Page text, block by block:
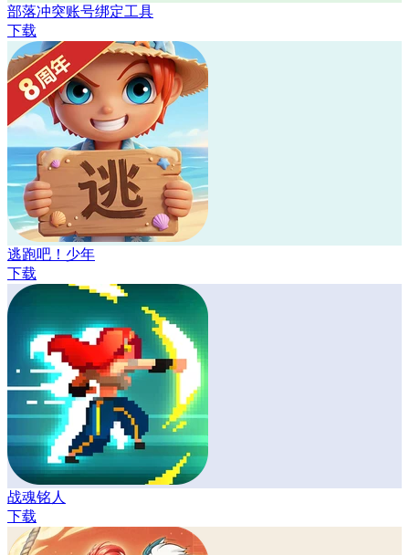
部落冲突账号绑定工具
下载
逃跑吧！少年
下载
战魂铭人
下载